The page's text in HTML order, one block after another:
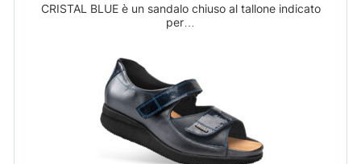
CRISTAL BLUE è un sandalo chiuso al tallone indicato
per…